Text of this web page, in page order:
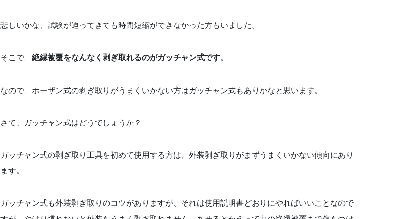
悲しいかな、試験が迫ってきても時間短縮ができなかった方もいました。
そこで、 絶縁被覆をなんなく剥ぎ取れるのがガッチャン式です。
なので、ホーザン式の剥ぎ取りがうまくいかない方はガッチャン式もありかなと思います。
さて、ガッチャン式はどうでしょうか？
ガッチャン式の剥ぎ取り工具を初めて使用する方は、外装剥ぎ取りがまずうまくいかない傾向にあり
ます。
ガッチャン式も外装剥ぎ取りのコツがありますが、それは使用説明書どおりにやればいいことなので